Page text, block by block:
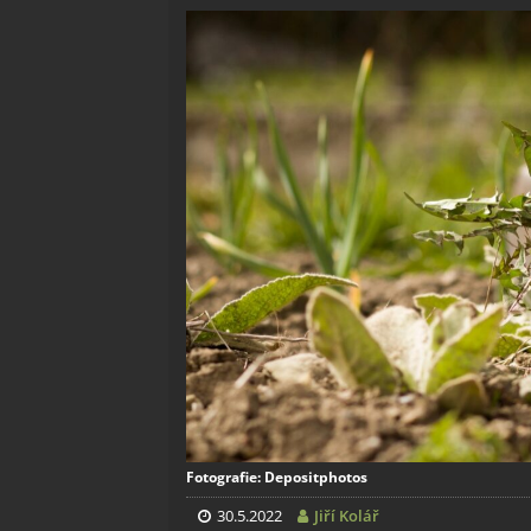
Fotografie: Depositphotos
30.5.2022 Jiří Kolář